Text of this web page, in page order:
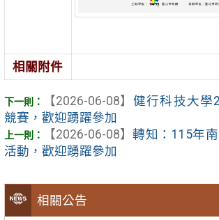
相關公告
相關附件
【2026-06-08】 健行科技大學
競賽，歡迎踴躍參加
【2026-06-08】 轉知：115年
活動，歡迎踴躍參加